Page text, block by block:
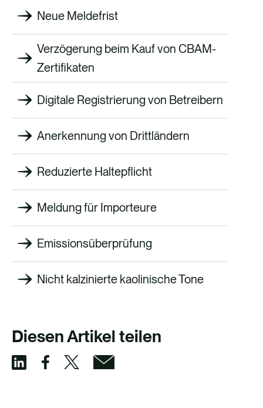
Neue Meldefrist
Verzögerung beim Kauf von CBAM-
Zertifikaten
Digitale Registrierung von Betreibern
Anerkennung von Drittländern
Reduzierte Haltepflicht
Meldung für Importeure
Emissionsüberprüfung
Nicht kalzinierte kaolinische Tone
Diesen Artikel teilen